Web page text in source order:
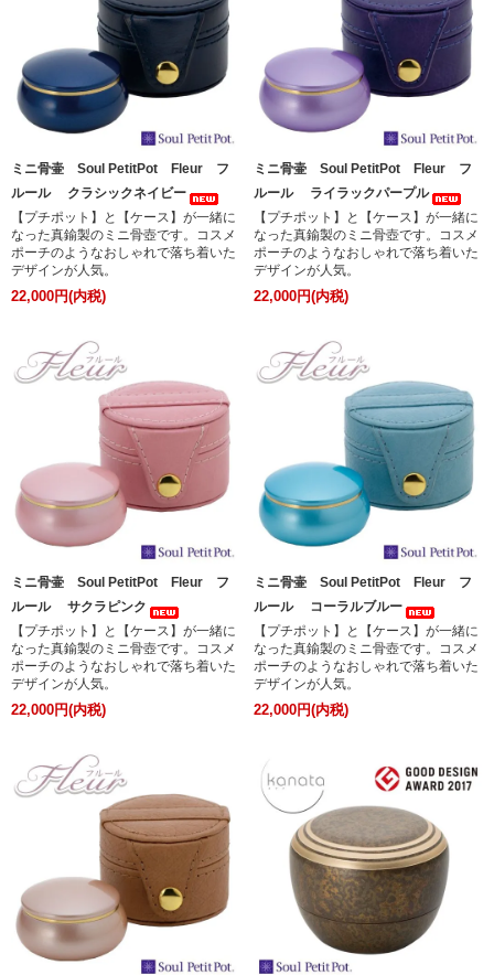
ミニ骨壷 Soul PetitPot Fleur フ
ルール クラシックネイビー
【プチポット】と【ケース】が一緒に
なった真鍮製のミニ骨壺です。コスメ
ポーチのようなおしゃれで落ち着いた
デザインが人気。
22,000円(内税)
ミニ骨壷 Soul PetitPot Fleur フ
ルール ライラックパープル
【プチポット】と【ケース】が一緒に
なった真鍮製のミニ骨壺です。コスメ
ポーチのようなおしゃれで落ち着いた
デザインが人気。
22,000円(内税)
ミニ骨壷 Soul PetitPot Fleur フ
ルール サクラピンク
【プチポット】と【ケース】が一緒に
なった真鍮製のミニ骨壺です。コスメ
ポーチのようなおしゃれで落ち着いた
デザインが人気。
22,000円(内税)
ミニ骨壷 Soul PetitPot Fleur フ
ルール コーラルブルー
【プチポット】と【ケース】が一緒に
なった真鍮製のミニ骨壺です。コスメ
ポーチのようなおしゃれで落ち着いた
デザインが人気。
22,000円(内税)